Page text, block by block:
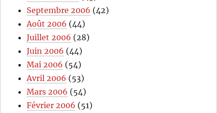
Septembre 2006 (42)
Août 2006 (44)
Juillet 2006 (28)
Juin 2006 (44)
Mai 2006 (54)
Avril 2006 (53)
Mars 2006 (54)
Février 2006 (51)